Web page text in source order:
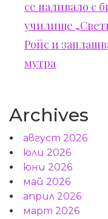
се наливало с
училище
Ройс и
мутра
Archives
август 2026
юли 2026
юни 2026
май 2026
април 2026
март 2026